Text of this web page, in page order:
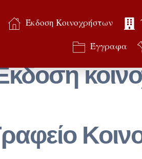
Έκδοση Κοινοχρήστων
Έγγραφα